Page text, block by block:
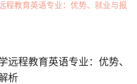
远程教育英语专业：优势、
析